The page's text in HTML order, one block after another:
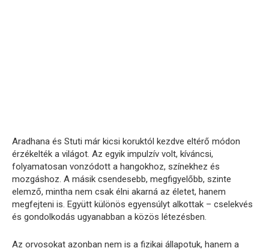
Aradhana és Stuti már kicsi koruktól kezdve eltérő módon
érzékelték a világot. Az egyik impulzív volt, kíváncsi,
folyamatosan vonzódott a hangokhoz, színekhez és
mozgáshoz. A másik csendesebb, megfigyelőbb, szinte
elemző, mintha nem csak élni akarná az életet, hanem
megfejteni is. Együtt különös egyensúlyt alkottak – cselekvés
és gondolkodás ugyanabban a közös létezésben.
Az orvosokat azonban nem is a fizikai állapotuk, hanem a